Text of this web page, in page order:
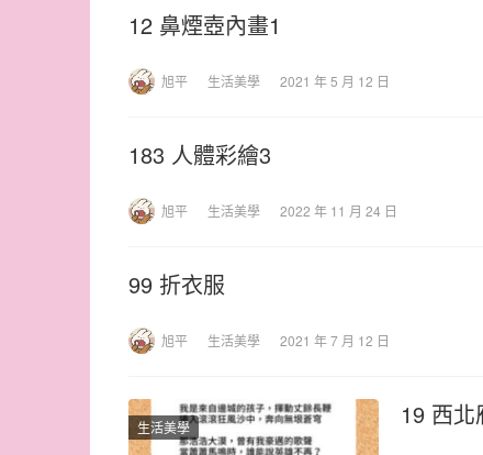
12 鼻煙壺內畫1
旭平 生活美學 2021 年 5 月 12 日
183 人體彩繪3
旭平 生活美學 2022 年 11 月 24 日
99 折衣服
旭平 生活美學 2021 年 7 月 12 日
生活美學 19 西北